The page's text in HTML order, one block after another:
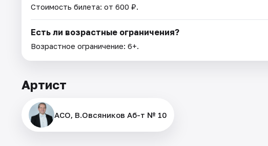
Стоимость билета: от 600 ₽.
Есть ли возрастные ограничения?
Возрастное ограничение: 6+.
Артист
АСО, В.Овсяников Аб-т № 10